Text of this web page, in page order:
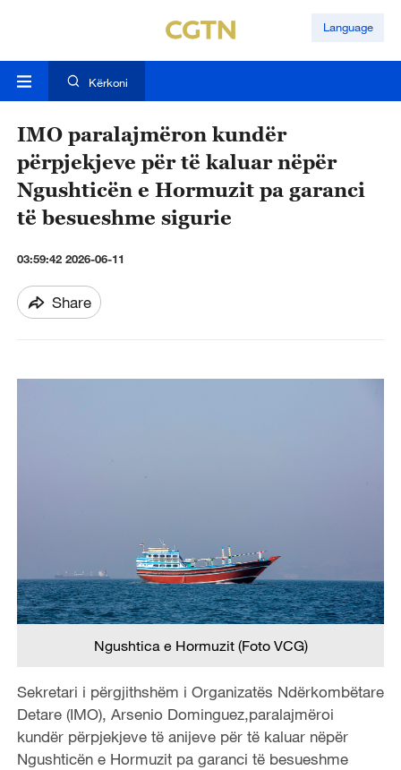
Language
Kërkoni
IMO paralajmëron kundër
përpjekjeve për të kaluar nëpër
Ngushticën e Hormuzit pa garanci
të besueshme sigurie
03:59:42 2026-06-11
Share
Ngushtica e Hormuzit (Foto VCG)
Sekretari i përgjithshëm i Organizatës Ndërkombëtare
Detare (IMO), Arsenio Dominguez,paralajmëroi
kundër përpjekjeve të anijeve për të kaluar nëpër
Ngushticën e Hormuzit pa garanci të besueshme